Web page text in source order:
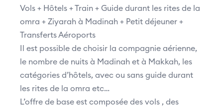
Vols + Hôtels + Train + Guide durant les rites de la
omra + Ziyarah à Madinah + Petit déjeuner +
Transferts Aéroports
Il est possible de choisir la compagnie aérienne,
le nombre de nuits à Madinah et à Makkah, les
catégories d’hôtels, avec ou sans guide durant
les rites de la omra etc…
L’offre de base est composée des vols , des